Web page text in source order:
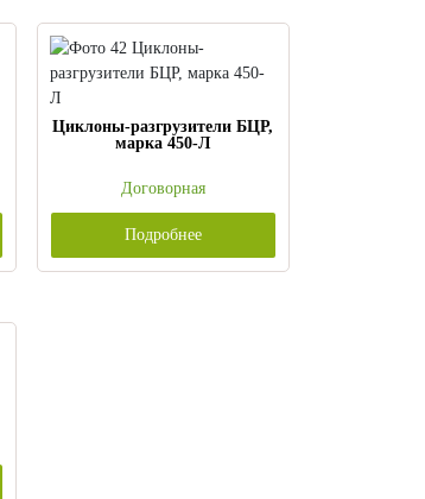
Циклоны-разгрузители БЦР,
марка 450-Л
Договорная
Подробнее